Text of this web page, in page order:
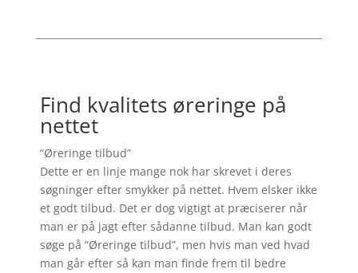
Find kvalitets øreringe på
nettet
“Øreringe tilbud”
Dette er en linje mange nok har skrevet i deres
søgninger efter smykker på nettet. Hvem elsker ikke
et godt tilbud. Det er dog vigtigt at præciserer når
man er på jagt efter sådanne tilbud. Man kan godt
søge på “Øreringe tilbud”, men hvis man ved hvad
man går efter så kan man finde frem til bedre